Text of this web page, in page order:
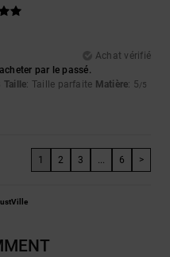
Achat vérifié
par le passé.
Taille: Taille parfaite Matière: 5/5
1 2 3 ... 6 >